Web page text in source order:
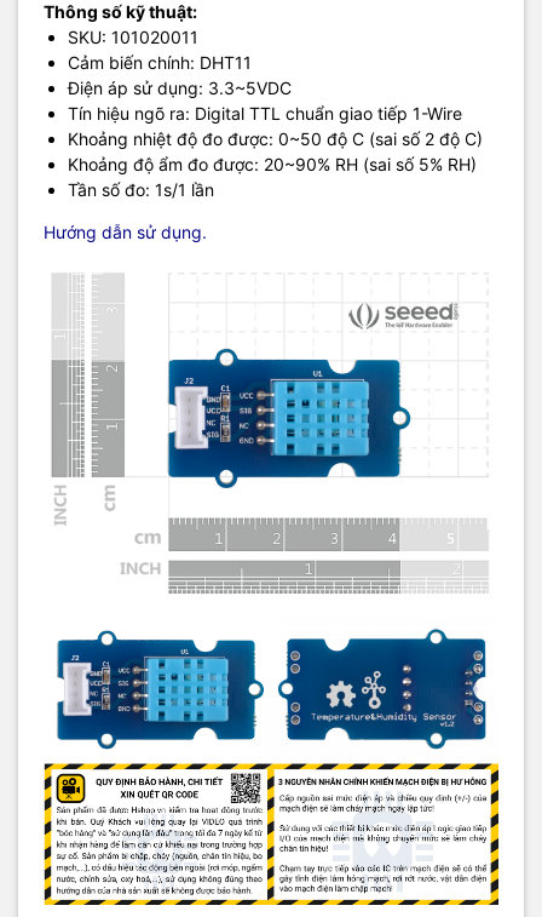
Thông số kỹ thuật:
SKU: 101020011
Cảm biến chính: DHT11
Điện áp sử dụng: 3.3~5VDC
Tín hiệu ngõ ra: Digital TTL chuẩn giao tiếp 1-Wire
Khoảng nhiệt độ đo được: 0~50 độ C (sai số 2 độ C)
Khoảng độ ẩm đo được: 20~90% RH (sai số 5% RH)
Tần số đo: 1s/1 lần
Hướng dẫn sử dụng.